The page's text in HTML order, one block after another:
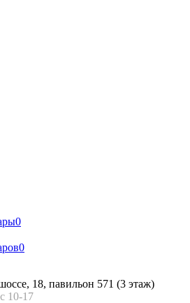
0
0
18, павильон 571 (3 этаж)
10-17